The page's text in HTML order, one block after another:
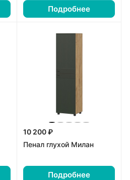
Подробнее
10 200 ₽
Пенал глухой Милан
Подробнее